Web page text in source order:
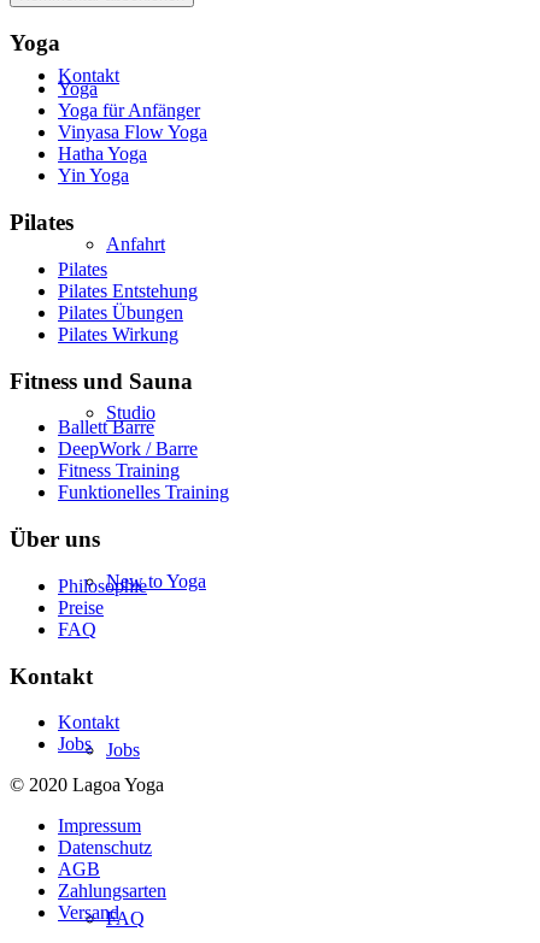
Kontakt
Anfahrt
Studio
New to Yoga
Jobs
FAQ
Yoga
Yoga
Yoga für Anfänger
Vinyasa Flow Yoga
Hatha Yoga
Yin Yoga
Pilates
Pilates
Pilates Entstehung
Pilates Übungen
Pilates Wirkung
Fitness und Sauna
Ballett Barre
DeepWork / Barre
Fitness Training
Funktionelles Training
Über uns
Philosophie
Preise
FAQ
Kontakt
Kontakt
Jobs
© 2020 Lagoa Yoga
Impressum
Datenschutz
AGB
Zahlungsarten
Versand